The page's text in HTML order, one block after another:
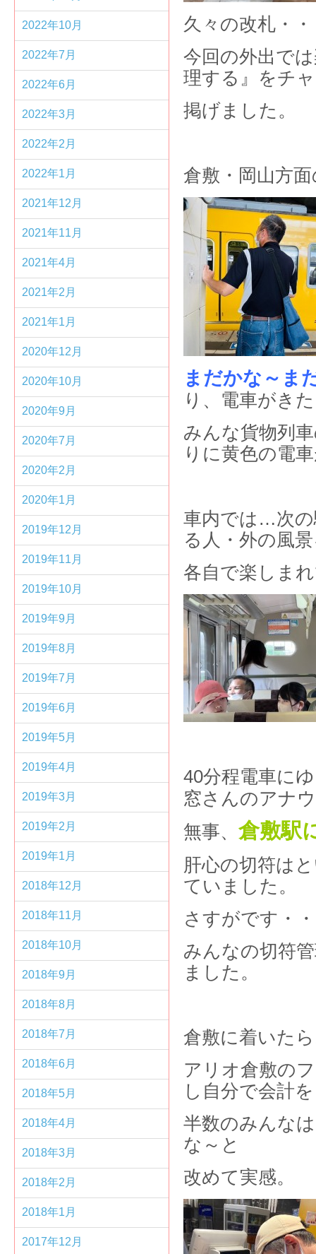
久々の改札・
今回の外出で
理する』をチ
掲げました。
倉敷・岡山方
まだかな～ま
り、電車がき
みんな貨物列
りに黄色の電
車内では…次の
る人・外の風
各自で楽しま
40分程電車に
窓さんのアナ
無事、 倉敷駅
肝心の切符は
ていました。
さすがです・
みんなの切符
ました。
倉敷に着いた
アリオ倉敷の
し自分で会計
半数のみんな
な～と
改めて実感。
2022年10月
2022年7月
2022年6月
2022年3月
2022年2月
2022年1月
2021年12月
2021年11月
2021年4月
2021年2月
2021年1月
2020年12月
2020年10月
2020年9月
2020年7月
2020年2月
2020年1月
2019年12月
2019年11月
2019年10月
2019年9月
2019年8月
2019年7月
2019年6月
2019年5月
2019年4月
2019年3月
2019年2月
2019年1月
2018年12月
2018年11月
2018年10月
2018年9月
2018年8月
2018年7月
2018年6月
2018年5月
2018年4月
2018年3月
2018年2月
2018年1月
2017年12月